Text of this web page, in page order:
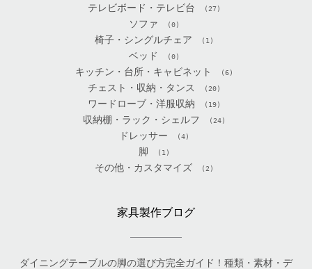
テレビボード・テレビ台 (27)
ソファ (0)
椅子・シングルチェア (1)
ベッド (0)
キッチン・台所・キャビネット (6)
チェスト・収納・タンス (20)
ワードローブ・洋服収納 (19)
収納棚・ラック・シェルフ (24)
ドレッサー (4)
脚 (1)
その他・カスタマイズ (2)
家具製作ブログ
ダイニングテーブルの脚の選び方完全ガイド！種類・素材・デ